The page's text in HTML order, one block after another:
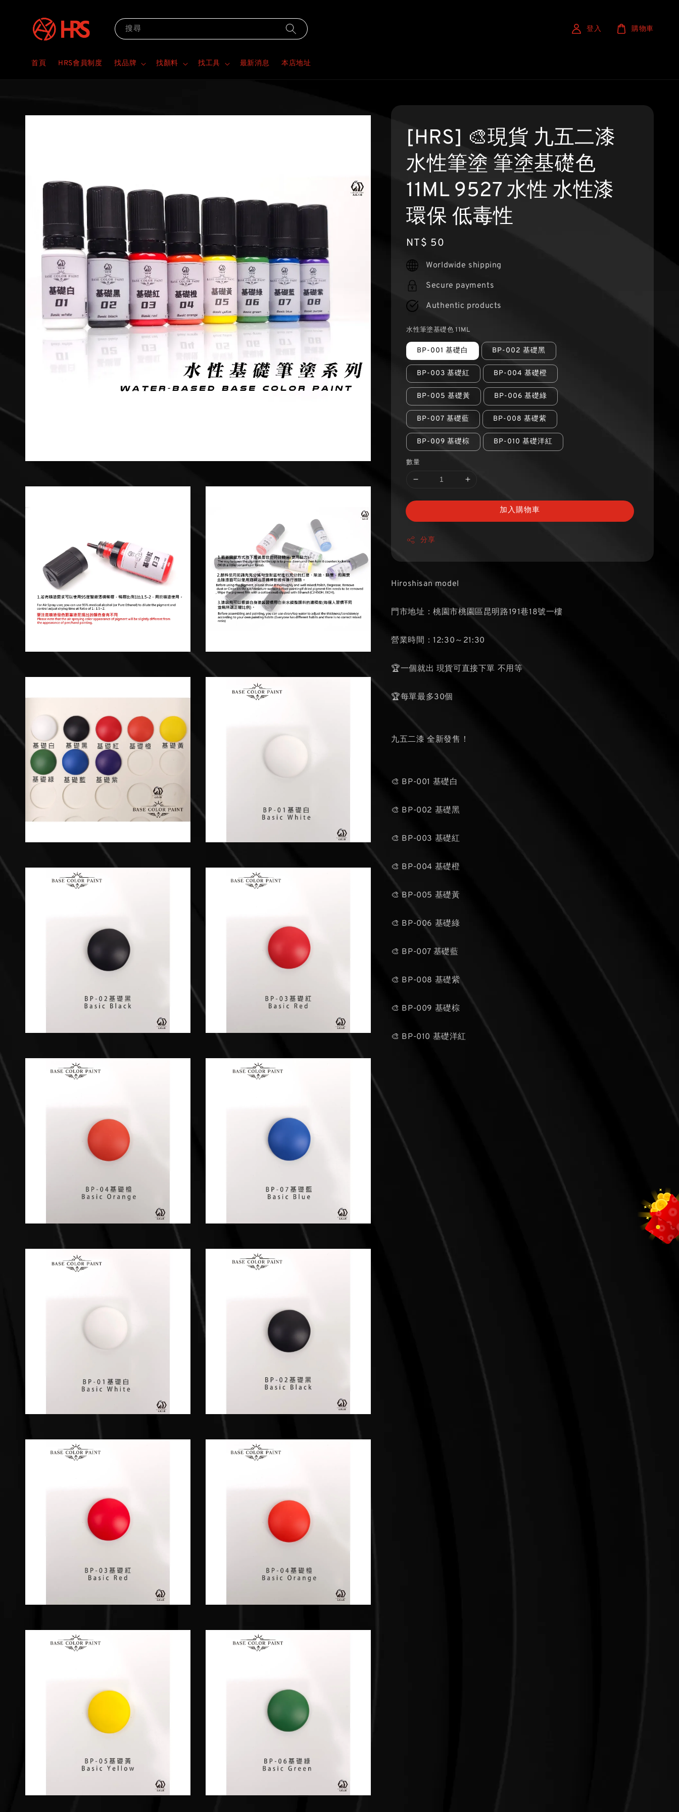
搜尋
首頁 HRS會員制度 找品牌 找顏料 找工具 最新消息 本店地址
登入 購物車
[HRS] 🎨現貨 九五二漆
水性筆塗 筆塗基礎色
11ML 9527 水性 水性漆
環保 低毒性
Regular
price
NT$ 50
Worldwide shipping
Secure payments
Authentic products
水性筆塗基礎色 11ML
BP-001 基礎白 BP-002 基礎黑
BP-003 基礎紅 BP-004 基礎橙
BP-005 基礎黃 BP-006 基礎綠
BP-007 基礎藍 BP-008 基礎紫
BP-009 基礎棕 BP-010 基礎洋紅
數量
加入購物車
分享
Hiroshisan model
門市地址：桃園市桃園區昆明路191巷18號一樓
營業時間：12:30～21:30
🏆一個就出 現貨可直接下單 不用等
🏆每單最多30個
九五二漆 全新發售！
🎨 BP-001 基礎白
🎨 BP-002 基礎黑
🎨 BP-003 基礎紅
🎨 BP-004 基礎橙
🎨 BP-005 基礎黃
🎨 BP-006 基礎綠
🎨 BP-007 基礎藍
🎨 BP-008 基礎紫
🎨 BP-009 基礎棕
🎨 BP-010 基礎洋紅